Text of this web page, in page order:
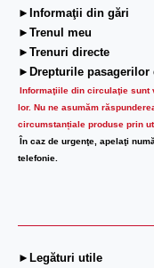
►Informaţii din gări
►Trenul meu
►Trenuri directe
►Drepturile
Informaţiile din circulaţie sunt
lor. Nu ne asumăm
circumstanțiale produse prin
În caz de urgenţe, apelaţi
telefonie.
►Legături utile